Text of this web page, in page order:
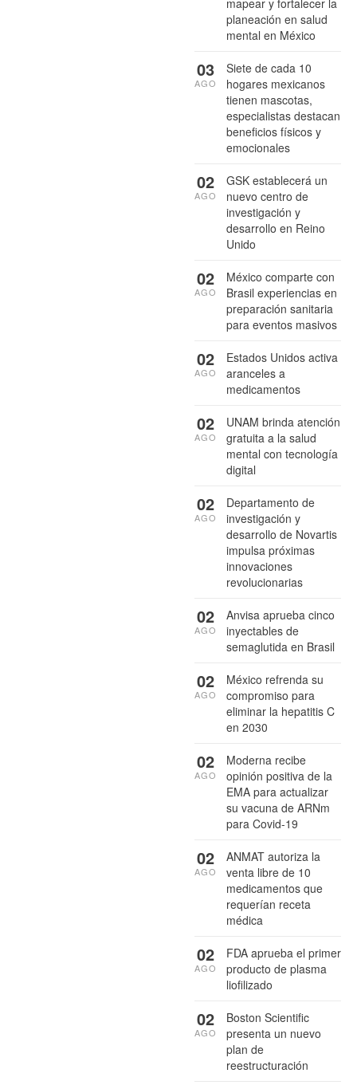
mapear y fortalecer la
planeación en salud
mental en México
Siete de cada 10
hogares mexicanos
tienen mascotas,
especialistas destacan
beneficios físicos y
emocionales
03
AGO
GSK establecerá un
nuevo centro de
investigación y
desarrollo en Reino
Unido
02
AGO
México comparte con
Brasil experiencias en
preparación sanitaria
para eventos masivos
02
AGO
Estados Unidos activa
aranceles a
medicamentos
02
AGO
UNAM brinda atención
gratuita a la salud
mental con tecnología
digital
02
AGO
Departamento de
investigación y
desarrollo de Novartis
impulsa próximas
innovaciones
revolucionarias
02
AGO
Anvisa aprueba cinco
inyectables de
semaglutida en Brasil
02
AGO
México refrenda su
compromiso para
eliminar la hepatitis C
en 2030
02
AGO
Moderna recibe
opinión positiva de la
EMA para actualizar
su vacuna de ARNm
para Covid-19
02
AGO
ANMAT autoriza la
venta libre de 10
medicamentos que
requerían receta
médica
02
AGO
FDA aprueba el primer
producto de plasma
liofilizado
02
AGO
Boston Scientific
presenta un nuevo
plan de
reestructuración
02
AGO